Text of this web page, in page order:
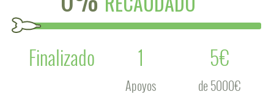
Finalizado
1
Apoyos
5€
de 5000€